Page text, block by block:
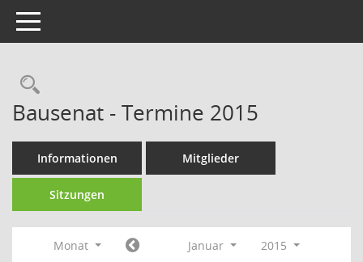
Toggle navigation
Rechercheauswahl
Bausenat - Termine 2015
Informationen Mitglieder
Sitzungen
Monat Januar
2015